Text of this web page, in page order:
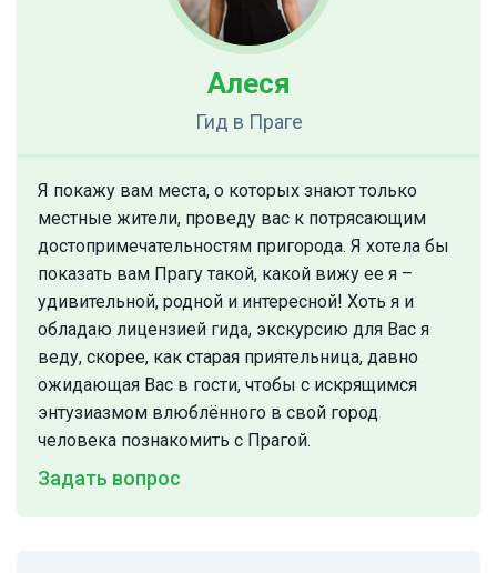
Алеся
Гид в Праге
Я покажу вам места, о которых знают только
местные жители, проведу вас к потрясающим
достопримечательностям пригорода. Я хотела бы
показать вам Прагу такой, какой вижу ее я –
удивительной, родной и интересной! Хоть я и
обладаю лицензией гида, экскурсию для Вас я
веду, скорее, как старая приятельница, давно
ожидающая Вас в гости, чтобы с искрящимся
энтузиазмом влюблённого в свой город
человека познакомить с Прагой.
Задать вопрос